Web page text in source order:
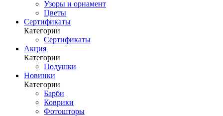
Узоры и орнамент
Цветы
Сертификаты
Категории
Сертификаты
Акция
Категории
Подушки
Новинки
Категории
Барби
Коврики
Фотошторы